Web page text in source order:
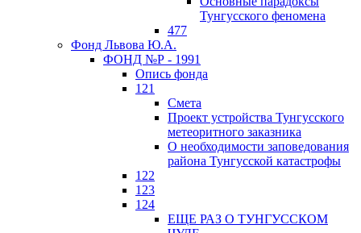
Тунгусского феномена
477
Фонд Львова Ю.А.
ФОНД №Р - 1991
Опись фонда
121
Смета
Проект устройства Тунгусского
метеоритного заказника
О необходимости заповедования
района Тунгусской катастрофы
122
123
124
ЕЩЕ РАЗ О ТУНГУССКОМ